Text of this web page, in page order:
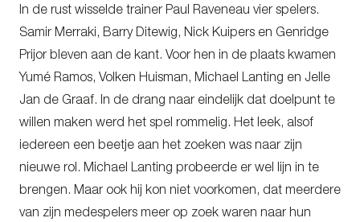
In de rust wisselde trainer Paul Raveneau vier spelers.
Samir Merraki, Barry Ditewig, Nick Kuipers en Genridge
Prijor bleven aan de kant. Voor hen in de plaats kwamen
Yumé Ramos, Volken Huisman, Michael Lanting en Jelle
Jan de Graaf. In de drang naar eindelijk dat doelpunt te
willen maken werd het spel rommelig. Het leek, alsof
iedereen een beetje aan het zoeken was naar zijn
nieuwe rol. Michael Lanting probeerde er wel lijn in te
brengen. Maar ook hij kon niet voorkomen, dat meerdere
van zijn medespelers meer op zoek waren naar hun